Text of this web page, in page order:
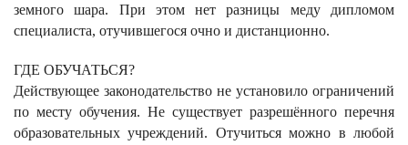
земного шара. При этом нет разницы меду дипломом
специалиста, отучившегося очно и дистанционно.
ГДЕ ОБУЧАТЬСЯ?
Действующее законодательство не установило ограничений
по месту обучения. Не существует разрешённого перечня
образовательных учреждений. Отучиться можно в любой